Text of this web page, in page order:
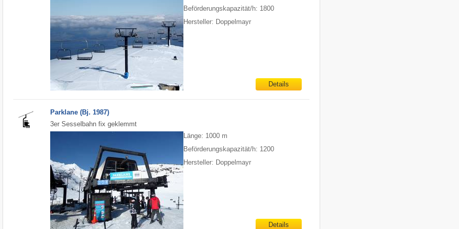
Beförderungskapazität/h: 1800
Hersteller: Doppelmayr
Details
Parklane (Bj. 1987)
3er Sesselbahn fix geklemmt
Länge: 1000 m
Beförderungskapazität/h: 1200
Hersteller: Doppelmayr
Details